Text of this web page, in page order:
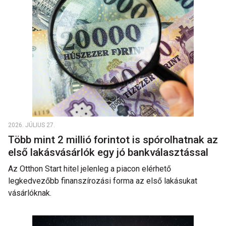
2026. JÚLIUS 27.
Több mint 2 millió forintot is spórolhatnak az
első lakásvásárlók egy jó bankválasztással
Az Otthon Start hitel jelenleg a piacon elérhető
legkedvezőbb finanszírozási forma az első lakásukat
vásárlóknak.